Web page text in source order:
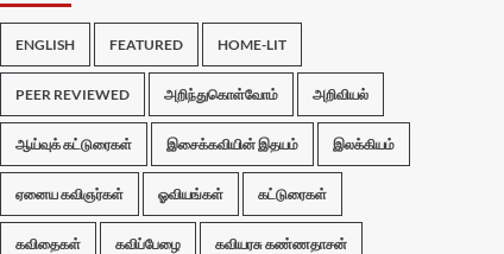
ENGLISH FEATURED HOME-LIT
PEER REVIEWED அறிந்துகொள்வோம் அறிவியல்
ஆய்வுக் கட்டுரைகள் இசைக்கவியின் இதயம் இலக்கியம்
ஏனைய கவிஞர்கள் ஓவியங்கள் கட்டுரைகள்
கவிதைகள் கவிப்பேழை கவியரசு கண்ணதாசன்